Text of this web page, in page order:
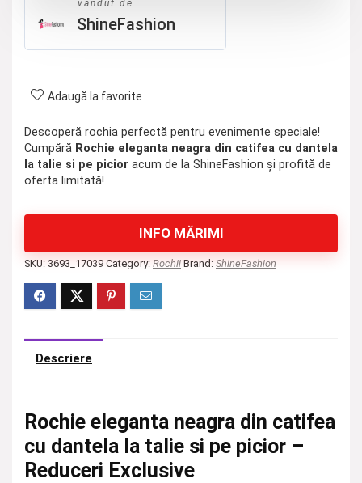
vândut de
ShineFashion
Adaugă la favorite
Descoperă rochia perfectă pentru evenimente speciale!
Cumpără Rochie eleganta neagra din catifea cu dantela
la talie si pe picior acum de la ShineFashion și profită de
oferta limitată!
INFO MĂRIMI
SKU: 3693_17039 Category: Rochii Brand: ShineFashion
Descriere
Rochie eleganta neagra din catifea
cu dantela la talie si pe picior –
Reduceri Exclusive